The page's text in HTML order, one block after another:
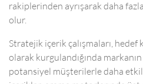
rakiplerinden ayrışarak daha
olur.
Stratejik içerik çalışmaları,
olarak kurgulandığında
potansiyel müşterilerle daha